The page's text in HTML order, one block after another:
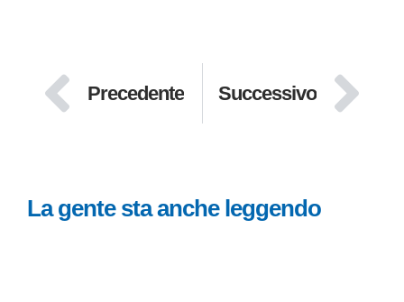
Precedente Successivo
La gente sta anche leggendo